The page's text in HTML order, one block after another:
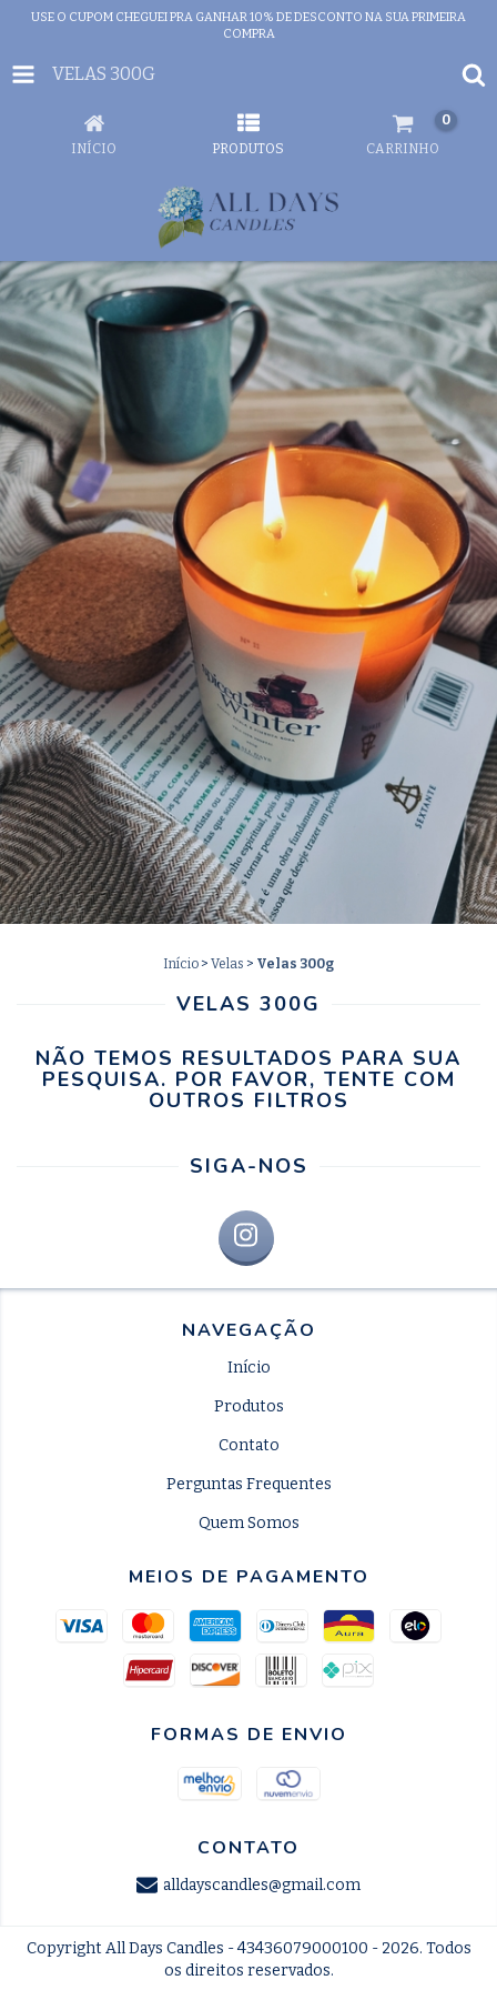
USE O CUPOM CHEGUEI PRA GANHAR 10% DE DESCONTO NA SUA PRIMEIRA
COMPRA
VELAS 300G
INÍCIO PRODUTOS CARRINHO
0
Início > Velas > Velas 300g
VELAS 300G
NÃO TEMOS RESULTADOS PARA SUA
PESQUISA. POR FAVOR, TENTE COM
OUTROS FILTROS
SIGA-NOS
NAVEGAÇÃO
Início
Produtos
Contato
Perguntas Frequentes
Quem Somos
MEIOS DE PAGAMENTO
FORMAS DE ENVIO
CONTATO
alldayscandles@gmail.com
Copyright All Days Candles - 43436079000100 - 2026. Todos
os direitos reservados.